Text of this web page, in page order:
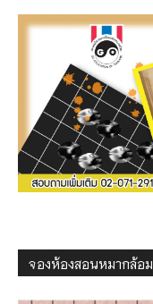
จองห้องสอนหมากล้อม